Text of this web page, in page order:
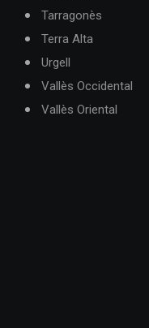
Tarragonès
Terra Alta
Urgell
Vallès Occidental
Vallès Oriental